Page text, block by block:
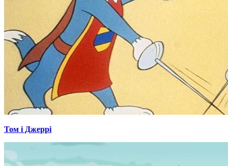
Том і Джеррі